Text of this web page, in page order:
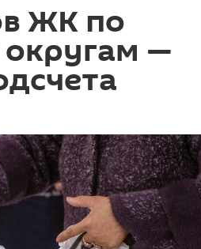
ЖК по
—